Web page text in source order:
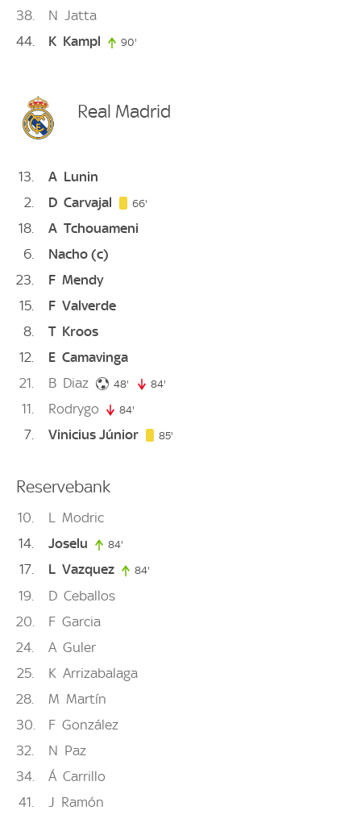
38 N
Jatta
44
K Kampl 90'
Real Madrid
13 A Lunin
2
D Carvajal 66'
18 A Tchouameni
6
Nacho (c)
23
F Mendy
15
F Valverde
8
T Kroos
12
E Camavinga
21
B Diaz 48' 48. minute
84'
11 Rodrygo 84'
7 Vinicius Júnior 85'
Reservebank
10 L Modric
14
Joselu 84'
17 L Vazquez 84'
19 D Ceballos
20
F Garcia
24
A Guler
25
K Arrizabalaga
28
M Martín
30
F González
32
N Paz
34
Á Carrillo
41
J Ramón